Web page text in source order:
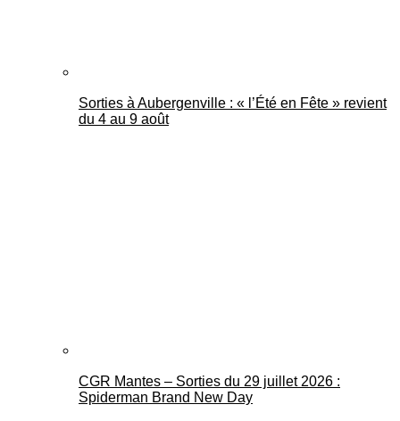
Sorties à Aubergenville : « l’Été en Fête » revient
du 4 au 9 août
CGR Mantes – Sorties du 29 juillet 2026 :
Spiderman Brand New Day